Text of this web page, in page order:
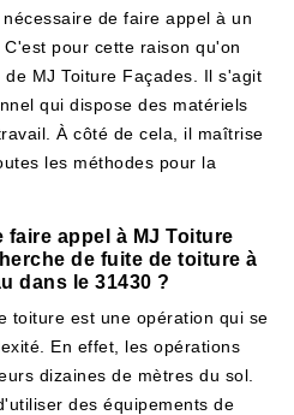
de faire appel à un
pour cette raison qu'on
MJ Toiture Façades. Il s'agit
qui dispose des matériels
À côté de cela, il maîtrise
les méthodes pour la
faire appel à MJ Toiture
de fuite de toiture à
dans le 31430 ?
toiture est une opération qui se
En effet, les opérations
dizaines de mètres du sol.
des équipements de